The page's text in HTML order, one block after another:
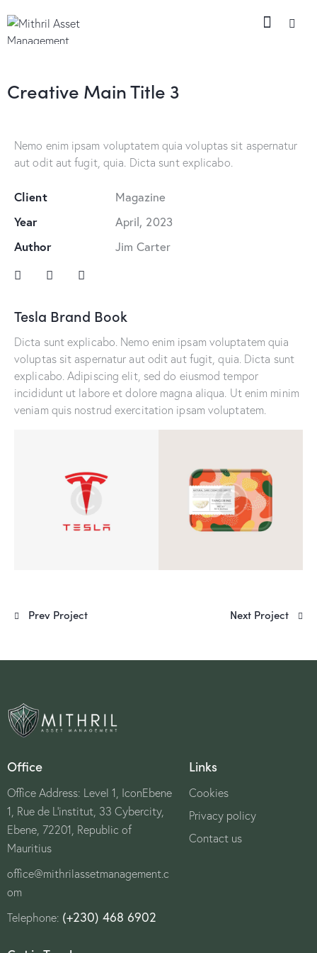
Creative Main Title 3
Nemo enim ipsam voluptatem quia voluptas sit aspernatur
aut odit aut fugit, quia. Dicta sunt explicabo.
Client
Magazine
Year
April, 2023
Author
Jim Carter
Tesla Brand Book
Dicta sunt explicabo. Nemo enim ipsam voluptatem quia
voluptas sit aspernatur aut odit aut fugit, quia. Dicta sunt
explicabo. Adipiscing elit, sed do eiusmod tempor
incididunt ut labore et dolore magna aliqua. Ut enim minim
veniam quis nostrud exercitation ipsam voluptatem.
Prev Project Next Project
Office
Office Address: Level 1, IconEbene
1, Rue de L’institut, 33 Cybercity,
Ebene, 72201, Republic of
Mauritius
office@mithrilassetmanagement.c
om
Telephone: (+230) 468 6902
Links
Cookies
Privacy policy
Contact us